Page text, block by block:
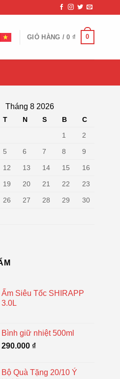
GIỎ HÀNG /0 ₫ 0
Tháng 8 2026
T N S B
C
1
2
5 6 7 8 9
12 13 14 15 16
19 20 21 22 23
26 27 28 29 30
Ấm Siêu Tốc SHIRAPP
3.0L
Bình giữ nhiệt 500ml
290.000 ₫
Bộ Quà Tặng 20/10 Ý